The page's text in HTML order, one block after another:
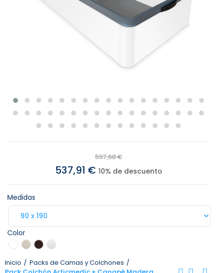
597,68 €
537,91 € 10% de descuento
Medidas
Color
Inicio
Packs de Camas y Colchones